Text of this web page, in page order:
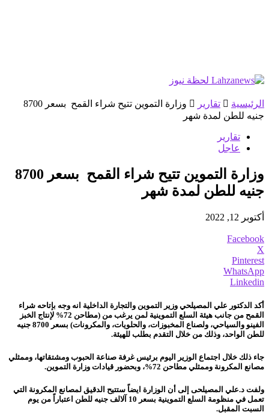
الرئيسية تقارير
وزارة التموين تتيح شراء القمح بسعر 8700
جنيه للطن لمدة شهر
تقارير
عاجل
وزارة التموين تتيح شراء القمح بسعر 8700
جنيه للطن لمدة شهر
أكتوبر 12, 2022
Facebook
X
Pinterest
WhatsApp
Linkedin
أكد الدكتور علي المصيلحي وزير التموين ‏والتجارة الداخلية انه وجه بإتاحه شراء
القمح من جانب هيئة السلع التموينية لمن يرغب من (مطاحن 72% لإنتاج الخبز
الفينو والسياحي، ولصناع المخبوزات، والحلويات، والمكرونات) ‏بسعر 8700 جنيه
للطن الواحد، وذلك من خلال التقدم بطلب للهيئة.
‏جاء ذلك خلال اجتماع الوزير اليوم برئيس غرفة صناعة الحبوب ‏ومشتقاتها، وممثلي
مصانع المكرونة وممثلي مطاحن 72%، وبحضور قيادات وزارة التموين.
ولفت د.علي المصيلحى إلى أن الوزارة ايضاً ستتيح الدقيق ‏لمصانع المكرونة التي
تعمل في منظومة السلع التموينية بسعر 10 ‏آلالف جنيه للطن اعتباراً من يوم
السبت المقبل.